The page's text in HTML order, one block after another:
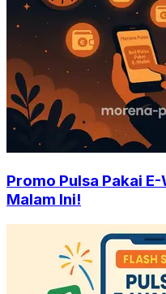
Promo Pulsa Pakai
Malam Ini!